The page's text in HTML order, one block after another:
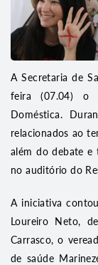
A Secretaria de
feira (07.04) o
Doméstica.
relacionados ao
além do debate e
no auditório do
A iniciativa
Loureiro Neto,
Carrasco, o
de saúde